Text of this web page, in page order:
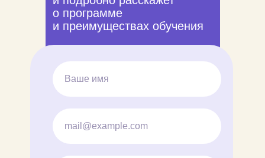
о программе
и преимуществах обучения